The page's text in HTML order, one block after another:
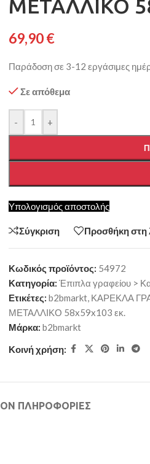
ΜΕΤΑΛΛΙΚΟ
69,90€
Παράδοση σε 3-12 εργάσιμες
Σε απόθεμα
- +
Υπολογισμός αποστολής
Σύγκριση Προσθήκη στη
Κωδικός προϊόντος: 54972
Κατηγορία: Έπιπλα γραφείου >
Ετικέτες: b2bmarkt, ΚΑΡΕΚΛΑ
ΜΕΤΑΛΛΙΚΟ 58x59x103 εκ.
Μάρκα: b2bmarkt
Κοινή χρήση:
ΠΛΗΡΟΦΟΡΊΕΣ